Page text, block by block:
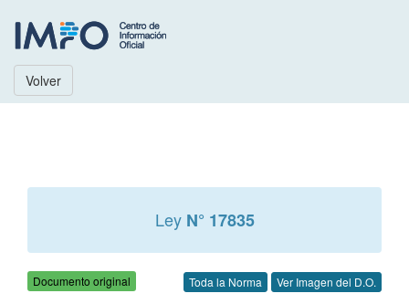
Volver
Ley N° 17835
Documento original Toda la Norma Ver Imagen del D.O.